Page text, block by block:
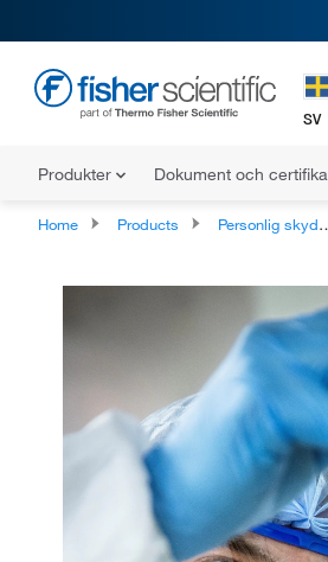
SV
Produkter Dokument och
Home Products Personlig skyddsutrustning